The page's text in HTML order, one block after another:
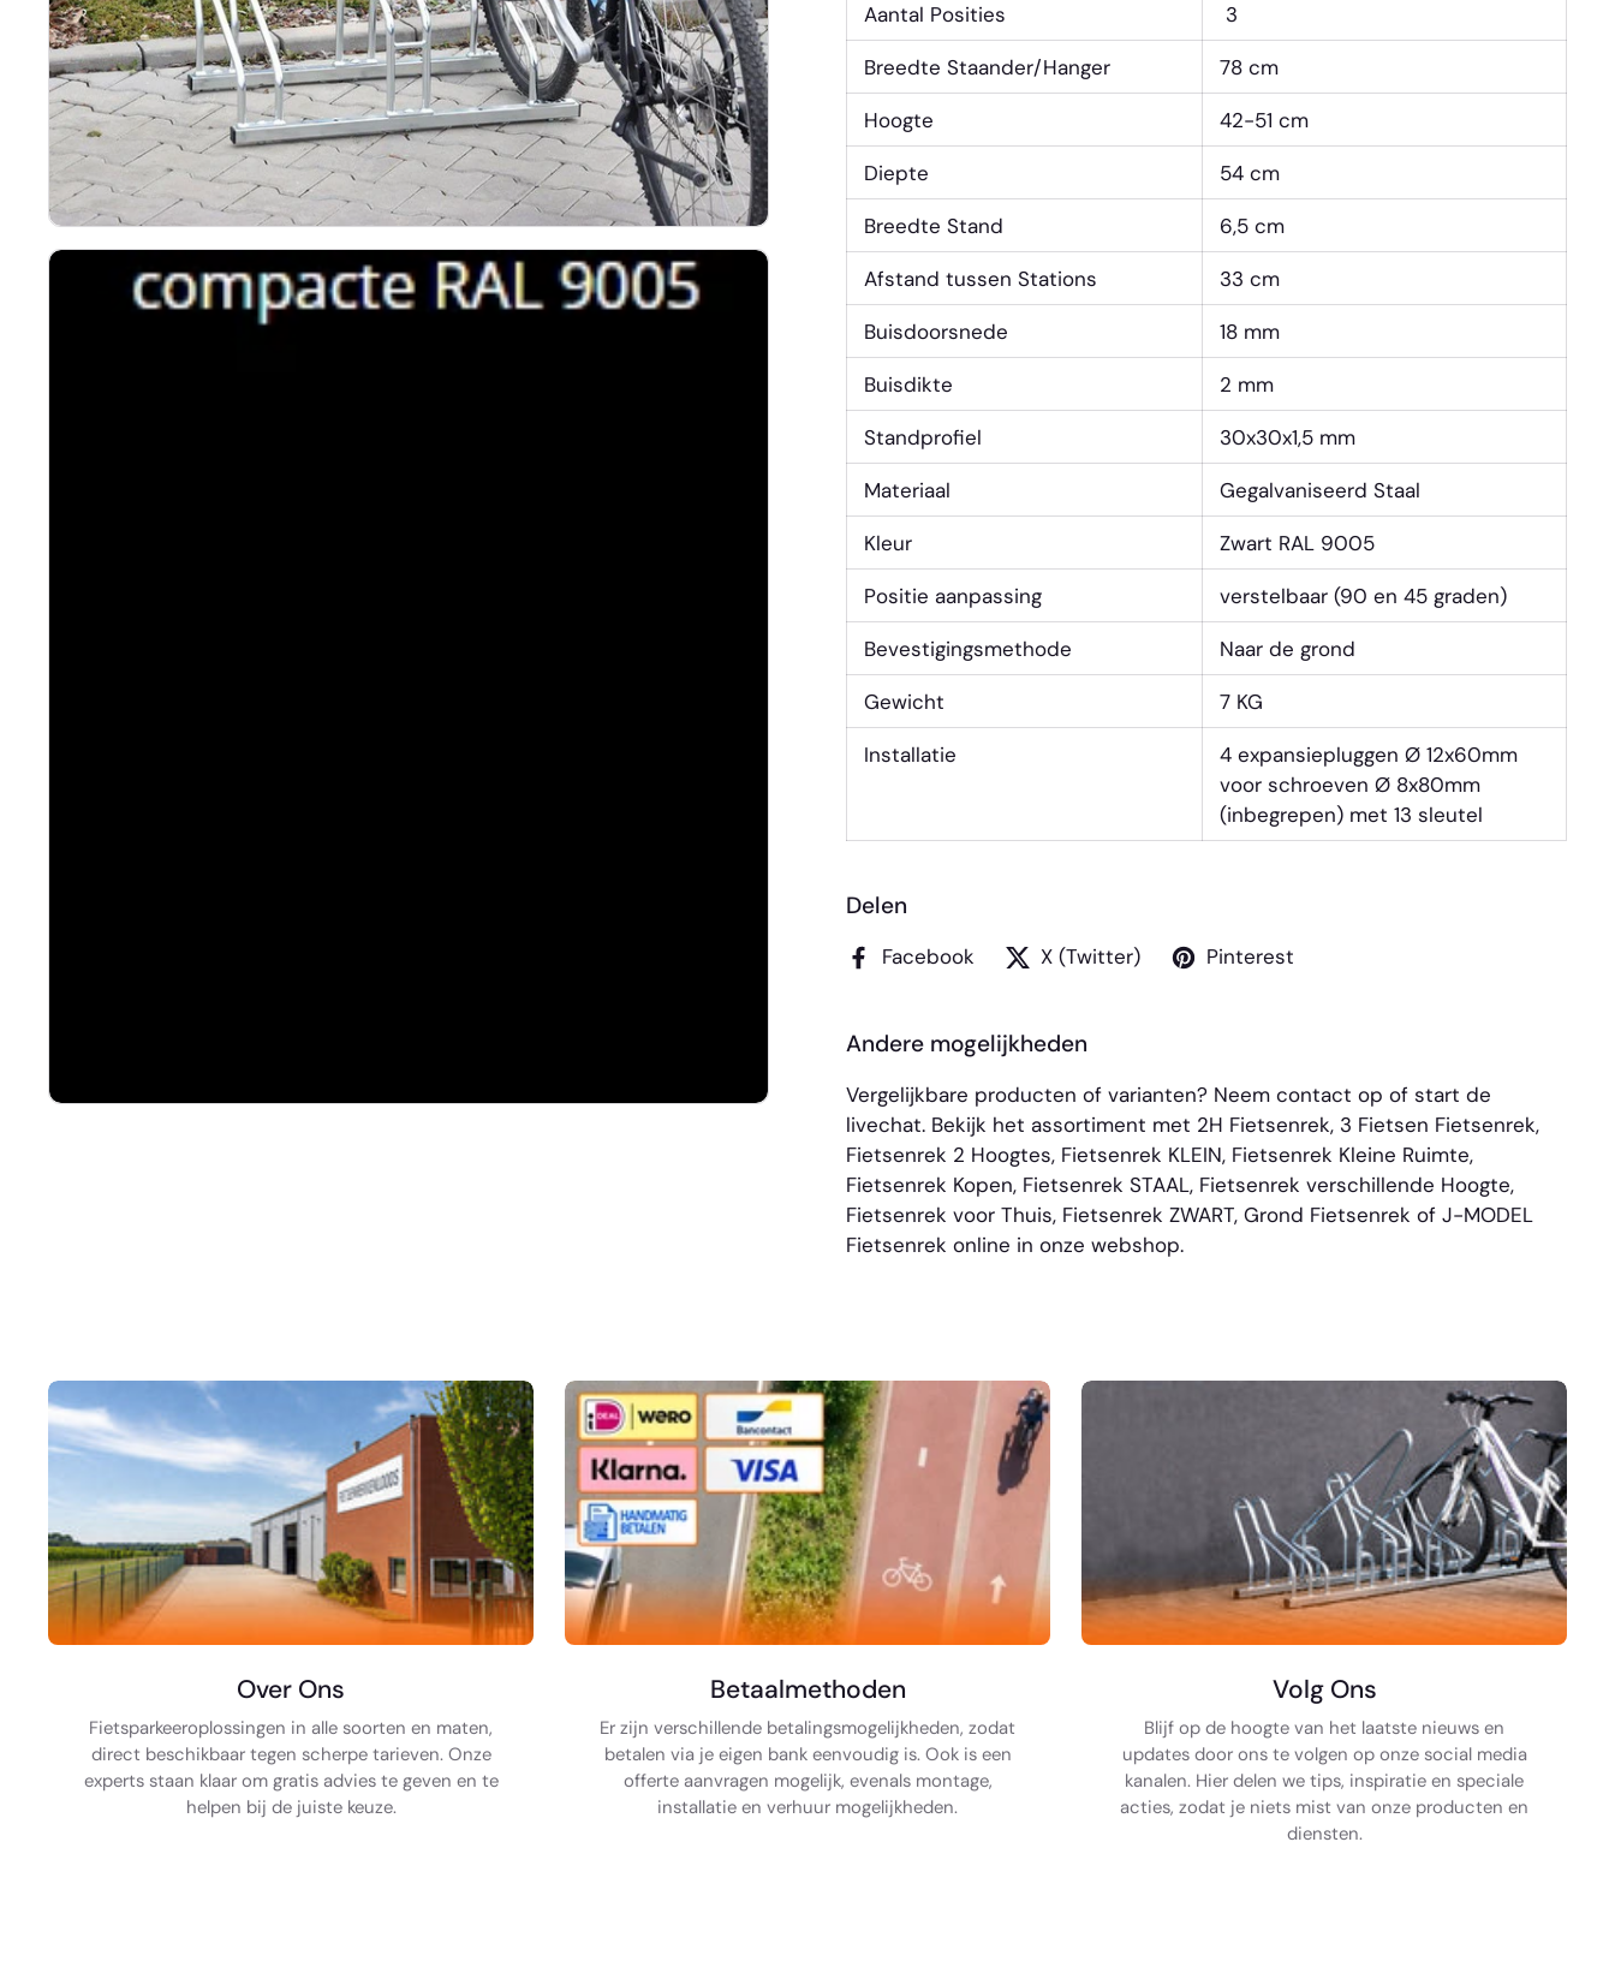
Aantal Posities
3
Breedte Staander/Hanger
78 cm
Hoogte
42-51 cm
Diepte
54 cm
Breedte Stand
6,5 cm
Afstand tussen Stations
33 cm
Buisdoorsnede
18 mm
Buisdikte
2 mm
Standprofiel
30x30x1,5 mm
Materiaal
Gegalvaniseerd Staal
Kleur
Zwart RAL 9005
Positie aanpassing
verstelbaar (90 en 45 graden)
Bevestigingsmethode
Naar de grond
Gewicht
7 KG
Installatie
4 expansiepluggen Ø 12x60mm
voor schroeven Ø 8x80mm
(inbegrepen) met 13 sleutel
Delen
Facebook X (Twitter) Pinterest
Andere mogelijkheden
Vergelijkbare producten of varianten? Neem contact op of start de
livechat. Bekijk het assortiment met 2H Fietsenrek, 3 Fietsen Fietsenrek,
Fietsenrek 2 Hoogtes, Fietsenrek KLEIN, Fietsenrek Kleine Ruimte,
Fietsenrek Kopen, Fietsenrek STAAL, Fietsenrek verschillende Hoogte,
Fietsenrek voor Thuis, Fietsenrek ZWART, Grond Fietsenrek of J-MODEL
Fietsenrek online in onze webshop.
Over Ons
Fietsparkeeroplossingen in alle soorten en maten,
direct beschikbaar tegen scherpe tarieven. Onze
experts staan klaar om gratis advies te geven en te
helpen bij de juiste keuze.
Betaalmethoden
Er zijn verschillende betalingsmogelijkheden, zodat
betalen via je eigen bank eenvoudig is. Ook is een
offerte aanvragen mogelijk, evenals montage,
installatie en verhuur mogelijkheden.
Volg Ons
Blijf op de hoogte van het laatste nieuws en
updates door ons te volgen op onze social media
kanalen. Hier delen we tips, inspiratie en speciale
acties, zodat je niets mist van onze producten en
diensten.